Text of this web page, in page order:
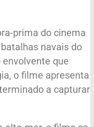
prima do cinema
navais do
envolvente que
o filme apresenta
a capturar